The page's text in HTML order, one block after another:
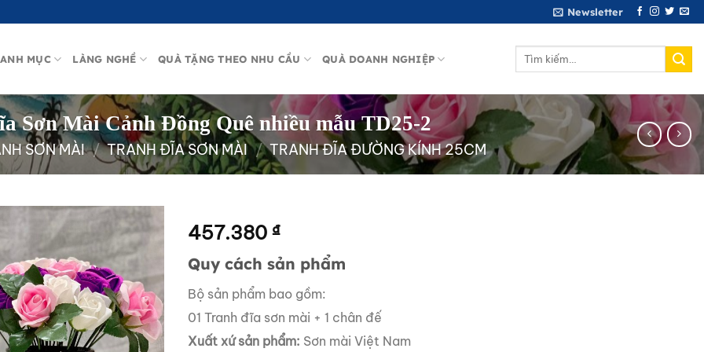
Newsletter
MỤC LÀNG NGHỀ QUÀ TẶNG THEO NHU CẦU QUÀ DOANH NGHIỆP
Tìm
Sơn Mài Cảnh Đồng Quê nhiều mẫu TD25-2
SƠN MÀI / TRANH ĐĨA SƠN MÀI / TRANH ĐĨA ĐƯỜNG KÍNH 25CM
457.380 ₫
Quy cách sản phẩm
Bộ sản phẩm bao gồm:
01 Tranh đĩa sơn mài + 1 chân đế
Xuất xứ sản phẩm: Sơn mài Việt Nam